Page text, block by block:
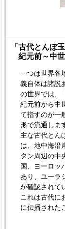
「古代とん
紀元前～中世
一つは世界各
義自体は諸説
の世界では、
紀元前から中
て指すのが一
形で流通しま
主な古代とん
は、地中海沿
タン周辺の中
国、ヨーロッ
あり、ユーラ
が確認されて
これは古代に
に伝播された